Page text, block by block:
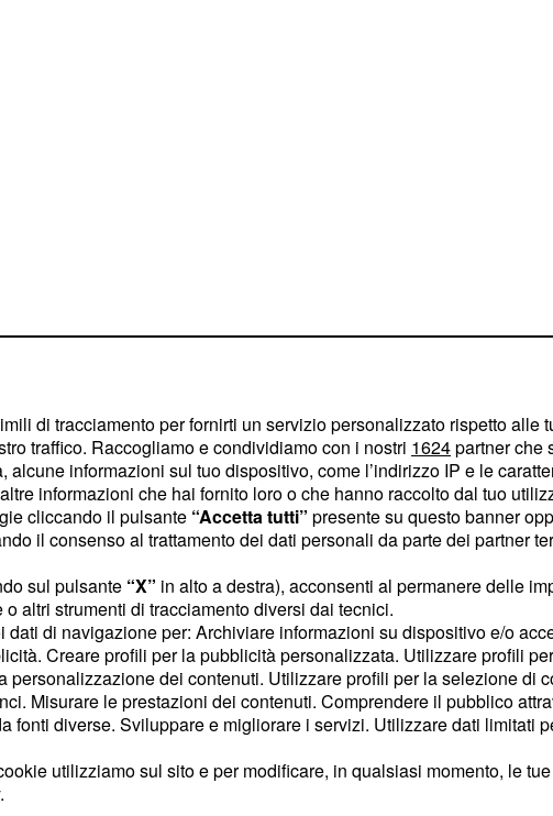
azienda, il che
anche ilfiscopone
all'erogazione della
studio
un lato questo è un
quanto possono
a spese extra,
dalle aziende. per via
. Sono proprio
proprio in
di tracciamento per fornirti un servizio personalizzato rispetto alle
traffico. Raccogliamo e condividiamo con i nostri 1624partner che
informazioni sul tuo dispositivo, come l’indirizzo IP e le
informazioni che hai fornito loro o che hanno raccolto dal tuo
cliccando il pulsante “Accetta tutti” presente su questo banner
il consenso al trattamento dei dati personali da parte dei partner
sul pulsante “X” in alto a destra), acconsenti al permanere delle
altri strumenti di tracciamento diversi dai tecnici.
dati di navigazione per: Archiviare informazioni su dispositivo e/o
Creare profili per la pubblicità personalizzata. Utilizzare profili
personalizzazione dei contenuti. Utilizzare profili per la selezione di
Misurare le prestazioni dei contenuti. Comprendere il pubblico
fonti diverse. Sviluppare e migliorare i servizi. Utilizzare dati limitati
utilizziamo sul sito e per modificare, in qualsiasi momento, le
.